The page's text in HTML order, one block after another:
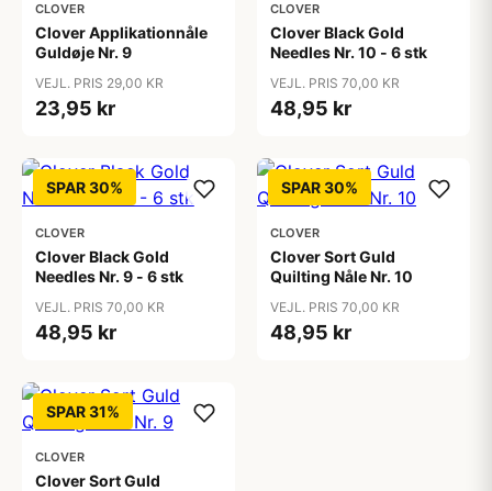
CLOVER
Clover Applikationnåle
Guldøje Nr. 9
VEJL. PRIS 29,00 KR
23,95 kr
CLOVER
Clover Black Gold
Needles Nr. 10 - 6 stk
VEJL. PRIS 70,00 KR
48,95 kr
SPAR 30%
CLOVER
Clover Black Gold
Needles Nr. 9 - 6 stk
VEJL. PRIS 70,00 KR
48,95 kr
SPAR 30%
CLOVER
Clover Sort Guld
Quilting Nåle Nr. 10
VEJL. PRIS 70,00 KR
48,95 kr
SPAR 31%
CLOVER
Clover Sort Guld